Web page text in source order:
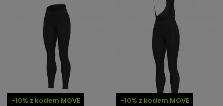
-10% z kodem MOVE -10% z kodem MOVE